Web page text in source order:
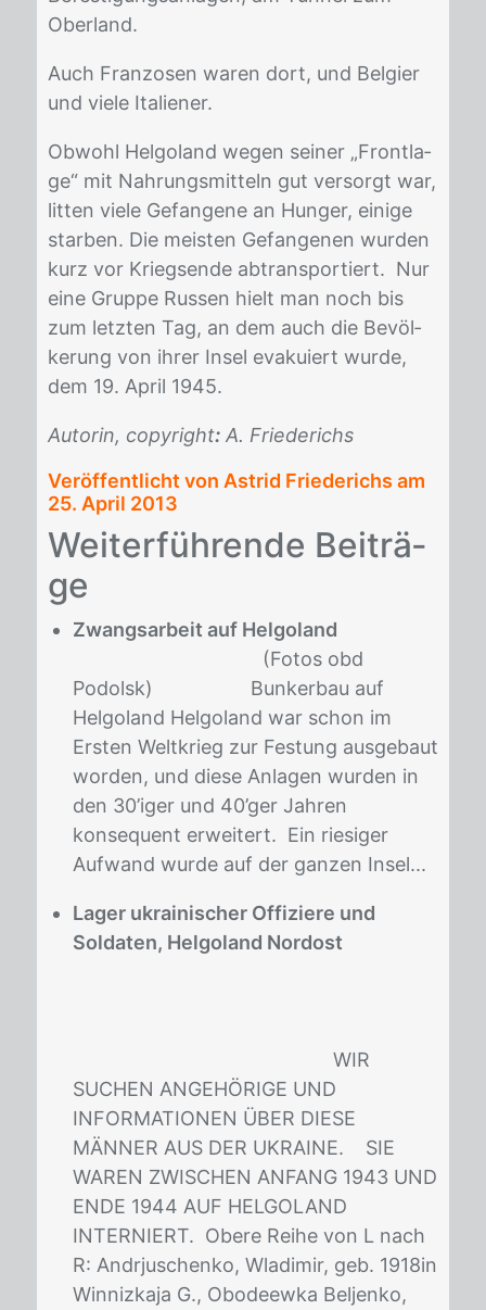
Ober­land.
Auch Fran­zo­sen wa­ren dort, und Bel­gi­er
und vie­le Ita­lie­ner.
Ob­wohl Hel­go­land we­gen sei­ner „Front­la­
ge“ mit Nah­rungs­mit­teln gut ver­sorgt war,
lit­ten vie­le Ge­fan­ge­ne an Hun­ger, ei­ni­ge
star­ben. Die meis­ten Ge­fan­ge­nen wur­den
kurz vor Kriegs­en­de ab­trans­por­tiert. Nur
eine Grup­pe Rus­sen hielt man noch bis
zum letz­ten Tag, an dem auch die Be­völ­
ke­rung von ih­rer In­sel eva­ku­iert wur­de,
dem 19. April 1945.
Autorin, copyright: A. Friederichs
Veröffentlicht von Astrid Friederichs am
25. April 2013
Wei­ter­füh­ren­de Bei­trä­
ge
Zwangsarbeit auf Helgoland
(Fotos obd
Podolsk) Bunkerbau auf
Helgoland Helgoland war schon im
Ersten Weltkrieg zur Festung ausgebaut
worden, und diese Anlagen wurden in
den 30’iger und 40’ger Jahren
konsequent erweitert. Ein riesiger
Aufwand wurde auf der ganzen Insel...
Lager ukrainischer Offiziere und
Soldaten, Helgoland Nordost
WIR
SUCHEN ANGEHÖRIGE UND
INFORMATIONEN ÜBER DIESE
MÄNNER AUS DER UKRAINE. SIE
WAREN ZWISCHEN ANFANG 1943 UND
ENDE 1944 AUF HELGOLAND
INTERNIERT. Obere Reihe von L nach
R: Andrjuschenko, Wladimir, geb. 1918in
Winnizkaja G., Obodeewka Beljenko,